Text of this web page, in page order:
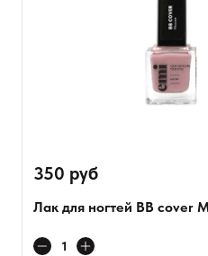
350 руб
Лак для ногтей BB cover